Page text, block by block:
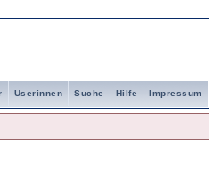
Impressum
Hilfe
Suche
Userinnen